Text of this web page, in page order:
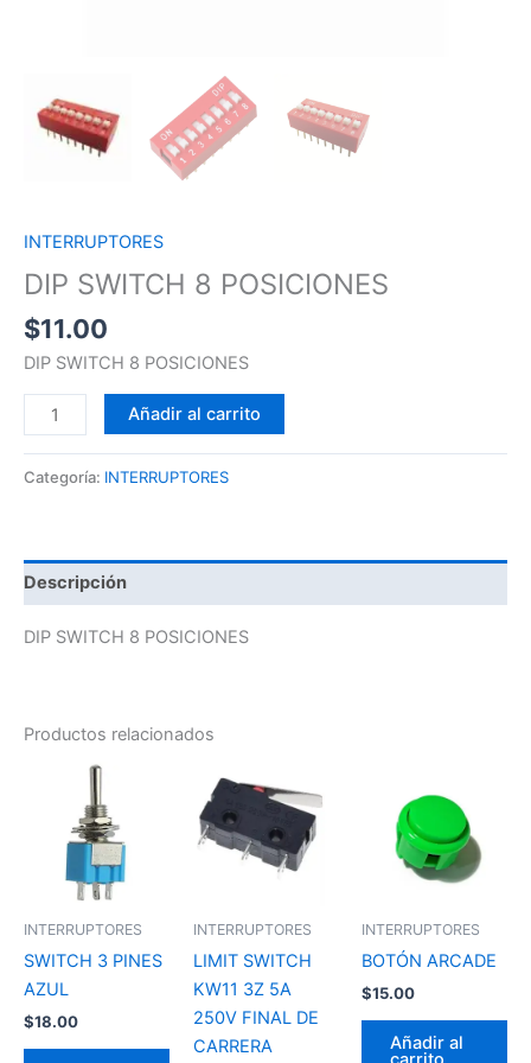
INTERRUPTORES
DIP SWITCH 8 POSICIONES
$11.00
DIP SWITCH 8 POSICIONES
Añadir al carrito
Categoría: INTERRUPTORES
Descripción
DIP SWITCH 8 POSICIONES
Productos relacionados
INTERRUPTORES
SWITCH 3 PINES
AZUL
$18.00
INTERRUPTORES
LIMIT SWITCH
KW11 3Z 5A
250V FINAL DE
CARRERA
INTERRUPTORES
BOTÓN ARCADE
$15.00
Añadir al